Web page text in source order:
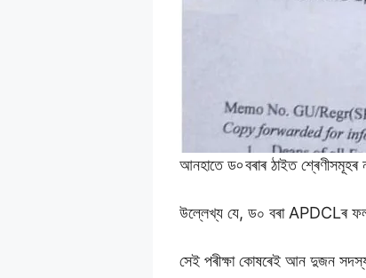
আনহাতে ড৹ বৰাৰ ঠাইত শ্ৰেণীসমূহৰ
উল্লেখ্য যে, ড০ বৰা APDCLৰ
সেই পৰীক্ষা কোষৰেই আন দুজন